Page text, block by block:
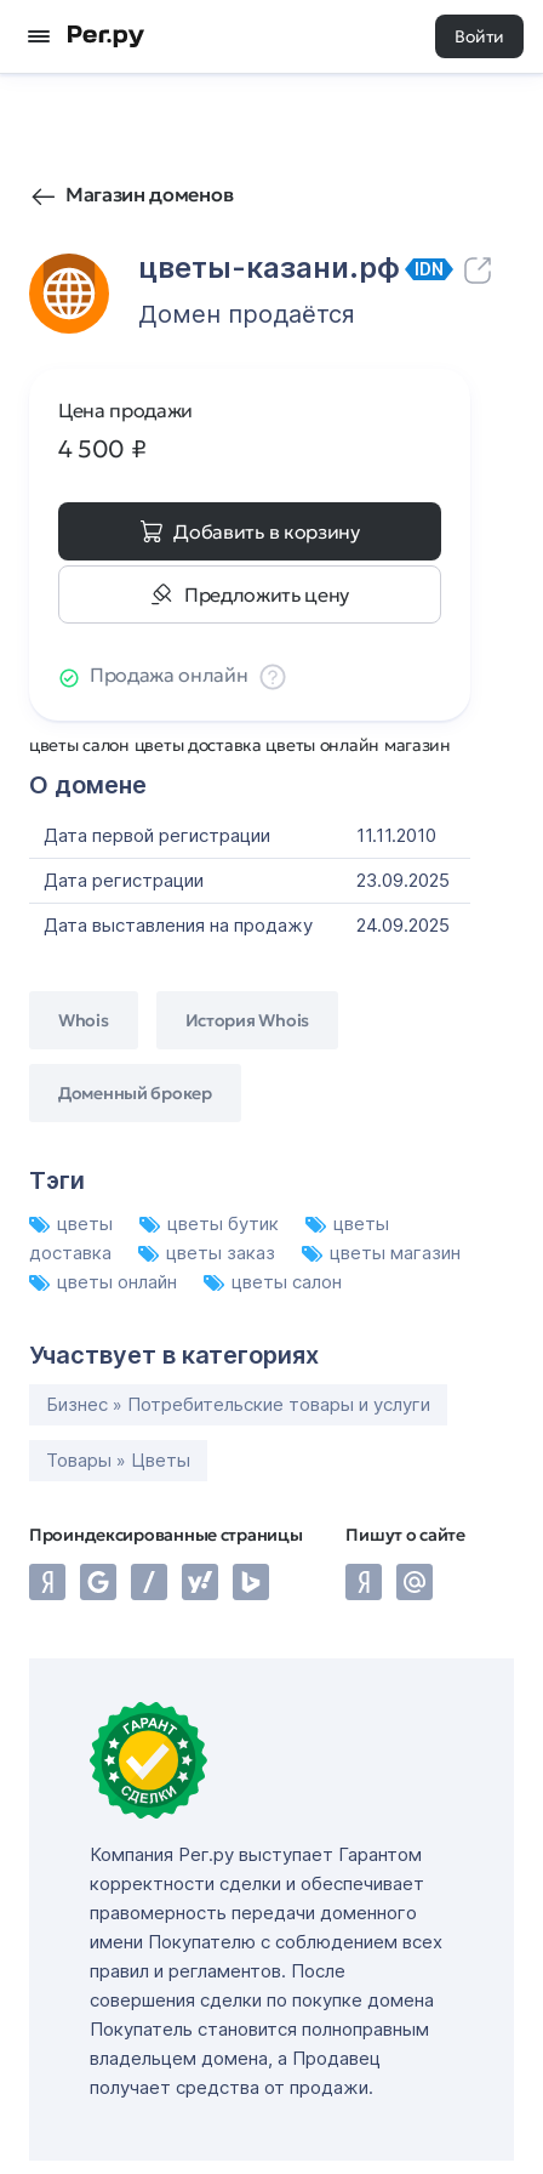
Войти
Магазин доменов
цветы-казани.рф IDN
21 0
Домен продаётся
цветы салон цветы доставка цветы онлайн магазин
О домене
Дата первой регистрации
11.11.2010
Дата регистрации
23.09.2025
Дата выставления на продажу
24.09.2025
Whois История Whois
Доменный брокер
Тэги
цветы цветы бутик
цветы
доставка
цветы заказ
цветы магазин
цветы онлайн
цветы салон
Участвует в категориях
Бизнес » Потребительские товары и услуги
Товары » Цветы
Проиндексированные страницы Пишут о сайте
Цена продажи
4 500 ₽
Добавить в корзину
Предложить цену
Продажа онлайн
Компания Рег.ру выступает Гарантом
корректности сделки и обеспечивает
правомерность передачи доменного
имени Покупателю с соблюдением всех
правил и регламентов. После
совершения сделки по покупке домена
Покупатель становится полноправным
владельцем домена, а Продавец
получает средства от продажи.